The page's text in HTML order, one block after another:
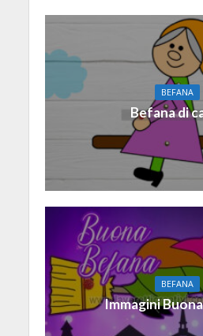
BEFANA
Befana di
BEFANA
Immagini